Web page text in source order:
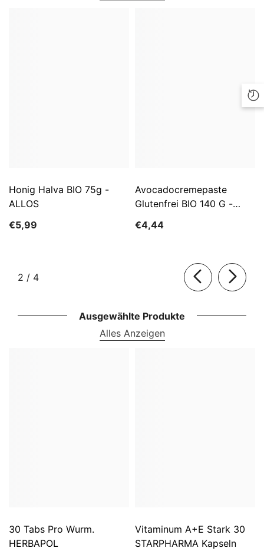
Honig Halva BIO 75g -
ALLOS
€5,99
Avocadocremepaste
Glutenfrei BIO 140 G -
€4,44
2 / von
4
Ausgewählte Produkte
Alles Anzeigen
30 Tabs Pro Wurm.
HERBAPOL
Vitaminum A+E Stark 30
STARPHARMA Kapseln